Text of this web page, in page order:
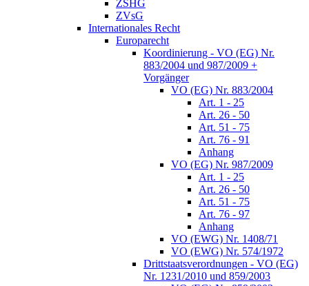
ZSHG
ZVsG
Internationales Recht
Europarecht
Koordinierung - VO (EG) Nr.
883/2004 und 987/2009 +
Vorgänger
VO (EG) Nr. 883/2004
Art. 1 - 25
Art. 26 - 50
Art. 51 - 75
Art. 76 - 91
Anhang
VO (EG) Nr. 987/2009
Art. 1 - 25
Art. 26 - 50
Art. 51 - 75
Art. 76 - 97
Anhang
VO (EWG) Nr. 1408/71
VO (EWG) Nr. 574/1972
Drittstaatsverordnungen - VO (EG)
Nr. 1231/2010 und 859/2003